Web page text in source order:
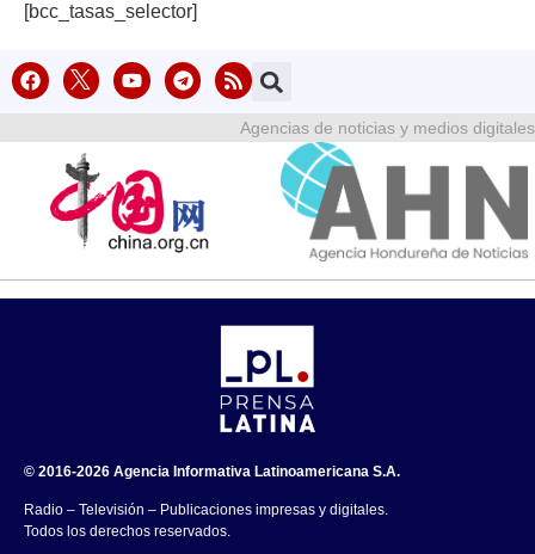
[bcc_tasas_selector]
Agencias de noticias y medios digitales
© 2016-2026 Agencia Informativa Latinoamericana S.A.
Radio – Televisión – Publicaciones impresas y digitales.
Todos los derechos reservados.